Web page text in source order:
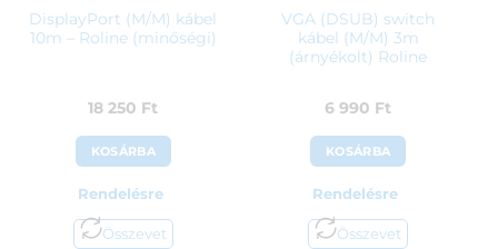
DisplayPort (M/M) kábel
10m – Roline (minőségi)
18 250 Ft
KOSÁRBA
Rendelésre
Összevet
VGA (DSUB) switch
kábel (M/M) 3m
(árnyékolt) Roline
6 990 Ft
KOSÁRBA
Rendelésre
Összevet